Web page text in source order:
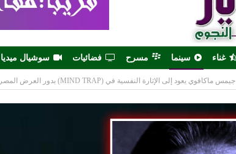
غناء سينما مسرح فضائيات سوشيال ميديا
جيمس ماكافوي يعود إلى الإثارة النفسية في (MIND TRAP) بدور العرض المصرية